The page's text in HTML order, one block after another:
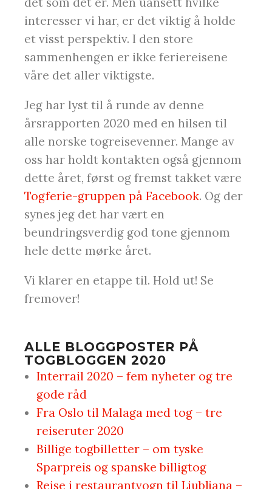
interesser vi har, er det viktig å holde
et visst perspektiv. I den store
sammenhengen er ikke feriereisene
våre det aller viktigste.
Jeg har lyst til å runde av denne
årsrapporten 2020 med en hilsen til
alle norske togreisevenner. Mange av
oss har holdt kontakten også gjennom
dette året, først og fremst takket være
Togferie-gruppen på Facebook. Og der
synes jeg det har vært en
beundringsverdig god tone gjennom
hele dette mørke året.
Vi klarer en etappe til. Hold ut! Se
fremover!
ALLE BLOGGPOSTER PÅ
TOGBLOGGEN 2020
Interrail 2020 – fem nyheter og tre
gode råd
Fra Oslo til Malaga med tog – tre
reiseruter 2020
Billige togbilletter – om tyske
Sparpreis og spanske billigtog
Reise i restaurantvogn til Ljubljana –